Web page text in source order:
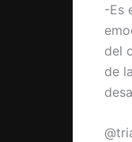
-Es
del
de